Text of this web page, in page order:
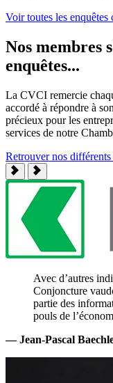
Voir toutes les
Nos membres
enquêtes...
La CVCI remercie
accordé à répondre à
précieux pour les
services de notre
Retrouver nos
Avec d’autres
Conjoncture
partie des
pouls de
— Jean-Pascal